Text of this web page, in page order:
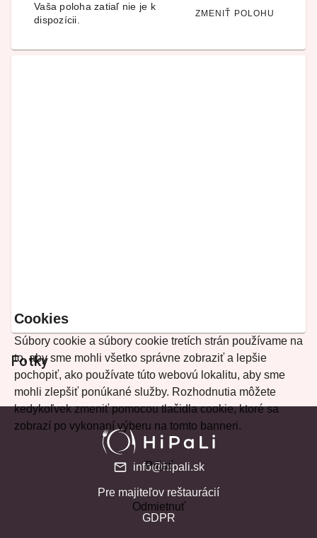
Vaša poloha zatiaľ nie je k
dispozícii.
ZMENIŤ POLOHU
Fotky
Cookies
Súbory cookie a súbory cookie tretích strán používame na
to, aby sme mohli všetko správne zobraziť a lepšie
pochopiť, ako používate túto webovú lokalitu, aby sme
mohli zlepšiť ponúkané služby. Rozhodnutia môžete
kedykoľvek zmeniť pomocou tlačidla cookie, ktoré sa
zobrazí po vykonaní výberu na tomto banneri.
Prijať
Odmietnuť
info@hipali.sk
Pre majiteľov reštaurácií
GDPR